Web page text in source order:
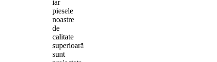
iar
piesele
noastre
de
calitate
superioară
sunt